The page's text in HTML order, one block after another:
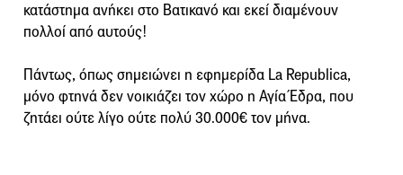
κατάστημα ανήκει στο Βατικανό και εκεί διαμένουν
πολλοί από αυτούς!
Πάντως, όπως σημειώνει η εφημερίδα La Republica,
μόνο φτηνά δεν νοικιάζει τον χώρο η Αγία Έδρα, που
ζητάει ούτε λίγο ούτε πολύ 30.000€ τον μήνα.